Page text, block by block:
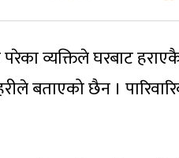
परेका व्यक्तिले घरबाट
बताएको छैन ।